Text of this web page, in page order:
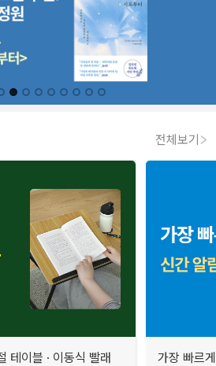
전체보기
테이블 · 이동식 빨래
가장 빠르